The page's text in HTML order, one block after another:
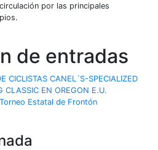
por las principales
de entradas
CICLISTAS CANEL´S-SPECIALIZED
CLASSIC EN OREGON E.U.
Estatal de Frontón